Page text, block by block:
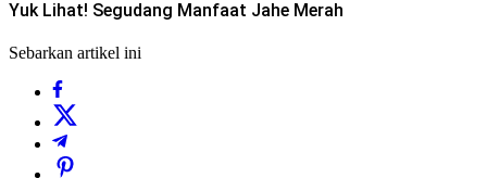
Yuk Lihat! Segudang Manfaat Jahe Merah
Sebarkan artikel ini